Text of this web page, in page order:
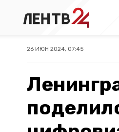
26 ИЮН 2024, 07:45